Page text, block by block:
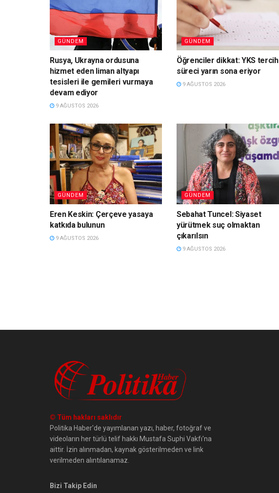
GÜNDEM
Rusya, Ukrayna ordusuna
hizmet eden liman altyapı
tesisleri ile gemileri vurmaya
devam ediyor
9 AĞUSTOS 2026
GÜNDEM
Öğrenciler dikkat: YKS tercih
süreci yarın sona eriyor
9 AĞUSTOS 2026
GÜNDEM
Eren Keskin: Çerçeve yasaya
katkıda bulunun
9 AĞUSTOS 2026
GÜNDEM
Sebahat Tuncel: Siyaset
yürütmek suç olmaktan
çıkarılsın
9 AĞUSTOS 2026
© Tüm hakları saklıdır
Politika Haber'de yayımlanan yazı, haber, fotoğraf ve
videoların her türlü telif hakkı Mustafa Suphi Vakfı'na
aittir. İzin alınmadan, kaynak gösterilmeden ve link
verilmeden alıntılanamaz.
Bizi Takip Edin